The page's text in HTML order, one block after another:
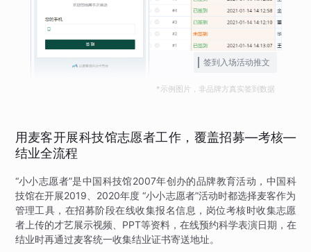
签到入场活动推文
*示例图片，非品牌方真实签到数据
用麦客开展科技馆志愿者工作，覆盖招募—考核—
结业全流程
“小小志愿者”是中国科技馆2007年创办的品牌教育活动，中国科
技馆在开展2019、2020年度 “小小志愿者”活动时都选择麦客作为
管理工具，在招募阶段在线收集报名信息，岗位考核时收集志愿
者上传的才艺展示视频、PPT等资料，在线预约科学表演日期，在
结业时再通过麦客统一收集结业证书寄送地址。